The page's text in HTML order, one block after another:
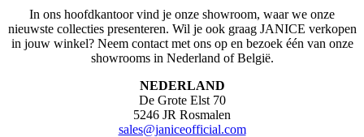
In ons hoofdkantoor vind je onze showroom, waar we onze
nieuwste collecties presenteren. Wil je ook graag JANICE verkopen
in jouw winkel? Neem contact met ons op en bezoek één van onze
showrooms in Nederland of België.
NEDERLAND
De Grote Elst 70
5246 JR Rosmalen
sales@janiceofficial.com